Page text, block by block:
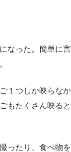
なった。簡単に言
１つしか映らなか
もたくさん映ると
ったり、食べ物を